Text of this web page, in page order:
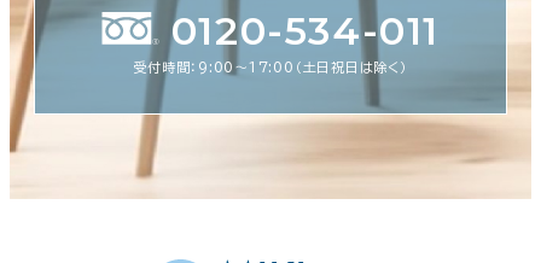
0120-534-011
受付時間：9:00〜17:00（土日祝日は除く）